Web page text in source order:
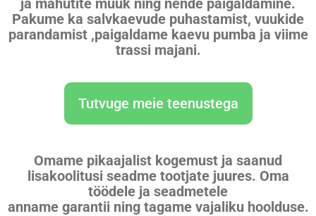
ja mahutite müük ning nende paigaldamine.
Pakume ka salvkaevude puhastamist, vuukide
parandamist ,paigaldame kaevu pumba ja viime
trassi majani.
Tutvuge meie teenustega
Omame pikaajalist kogemust ja saanud
lisakoolitusi seadme tootjate juures. Oma
töödele ja seadmetele
anname garantii ning tagame vajaliku hoolduse.